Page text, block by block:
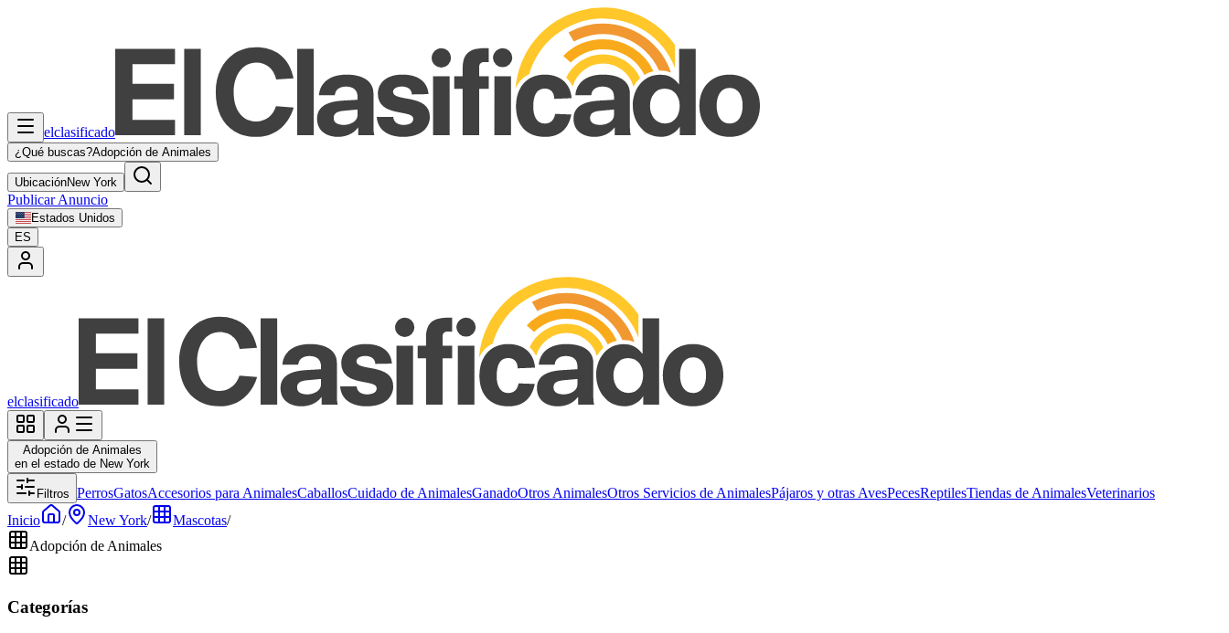
elclasificado
¿Qué buscas?Adopción de Animales
UbicaciónNew York
Publicar Anuncio
Estados Unidos
ES
elclasificado
Adopción de Animales
en el estado de New York
Filtros PerrosGatosAccesorios para AnimalesCaballosCuidado de AnimalesGanadoOtros AnimalesOtros Servicios de AnimalesPájaros y otras AvesPecesReptilesTiendas de AnimalesVeterinarios
Inicio
/ New York/ Mascotas/
Adopción de Animales
Categorías